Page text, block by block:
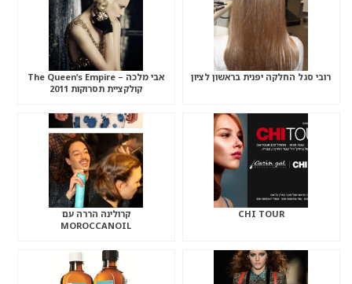
רובי סגל החלקה יפנית בראשון לציון
אבי מלכה – The Queen’s Empire
קולקציית תסרוקות 2011
CHI TOUR
קרולינה הררה עם
MOROCCANOIL